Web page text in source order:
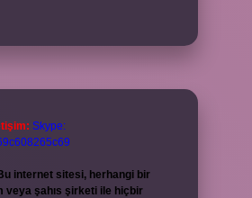
Skype:
internet sitesi, herhangi bir
veya şahıs şirketi ile hiçbir